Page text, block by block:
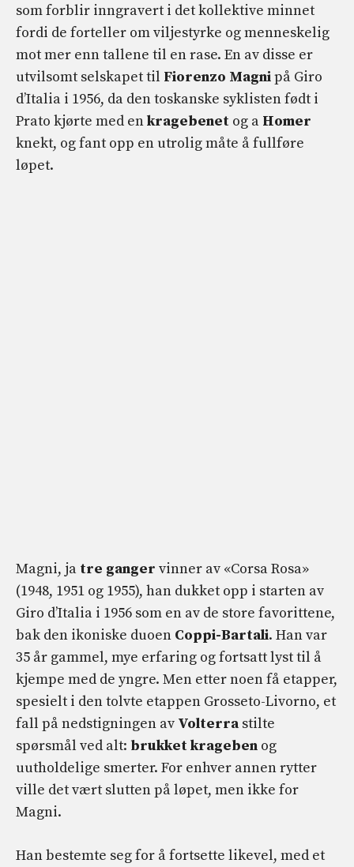
som forblir inngravert i det kollektive minnet
fordi de forteller om viljestyrke og menneskelig
mot mer enn tallene til en rase. En av disse er
utvilsomt selskapet til Fiorenzo Magnipå Giro
d’Italia i 1956, da den toskanske syklisten født i
Prato kjørte med enkragebenet og a Homer
knekt, og fant opp en utrolig måte å fullføre
løpet.
Magni, ja tre ganger vinner av «Corsa Rosa»
(1948, 1951 og 1955), han dukket opp i starten av
Giro d’Italia i 1956 som en av de store favorittene,
bak den ikoniske duoen Coppi-Bartali. Han var
35 år gammel, mye erfaring og fortsatt lyst til å
kjempe med de yngre. Men etter noen få etapper,
spesielt i den tolvte etappen Grosseto-Livorno, et
fall på nedstigningen av Volterra stilte
spørsmål ved alt: brukket krageben og
uutholdelige smerter. For enhver annen rytter
ville det vært slutten på løpet, men ikke for
Magni.
Han bestemte seg for å fortsette likevel, med et